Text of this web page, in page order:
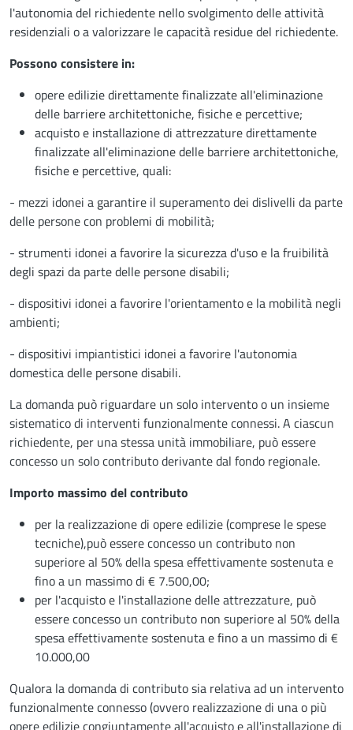
l'autonomia del richiedente nello svolgimento delle attività
residenziali o a valorizzare le capacità residue del richiedente.
Possono consistere in:
opere edilizie direttamente finalizzate all'eliminazione
delle barriere architettoniche, fisiche e percettive;
acquisto e installazione di attrezzature direttamente
finalizzate all'eliminazione delle barriere architettoniche,
fisiche e percettive, quali:
- mezzi idonei a garantire il superamento dei dislivelli da parte
delle persone con problemi di mobilità;
- strumenti idonei a favorire la sicurezza d'uso e la fruibilità
degli spazi da parte delle persone disabili;
- dispositivi idonei a favorire l'orientamento e la mobilità negli
ambienti;
- dispositivi impiantistici idonei a favorire l'autonomia
domestica delle persone disabili.
La domanda può riguardare un solo intervento o un insieme
sistematico di interventi funzionalmente connessi. A ciascun
richiedente, per una stessa unità immobiliare, può essere
concesso un solo contributo derivante dal fondo regionale.
Importo massimo del contributo
per la realizzazione di opere edilizie (comprese le spese
tecniche),può essere concesso un contributo non
superiore al 50% della spesa effettivamente sostenuta e
fino a un massimo di € 7.500,00;
per l'acquisto e l'installazione delle attrezzature, può
essere concesso un contributo non superiore al 50% della
spesa effettivamente sostenuta e fino a un massimo di €
10.000,00
Qualora la domanda di contributo sia relativa ad un intervento
funzionalmente connesso (ovvero realizzazione di una o più
opere edilizie congiuntamente all'acquisto e all'installazione di